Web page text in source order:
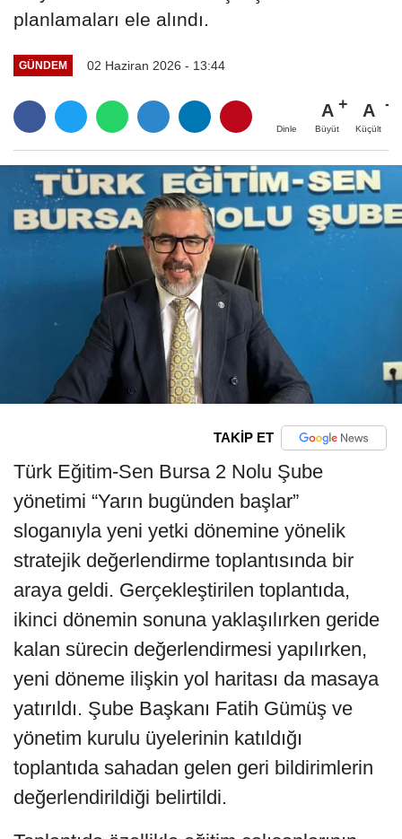
planlamaları ele alındı.
GÜNDEM 02 Haziran 2026 - 13:44
Dinle
A
Büyüt
A
Küçült
TAKİP ET
Türk Eğitim-Sen Bursa 2 Nolu Şube
yönetimi “Yarın bugünden başlar”
sloganıyla yeni yetki dönemine yönelik
stratejik değerlendirme toplantısında bir
araya geldi. Gerçekleştirilen toplantıda,
ikinci dönemin sonuna yaklaşılırken geride
kalan sürecin değerlendirmesi yapılırken,
yeni döneme ilişkin yol haritası da masaya
yatırıldı. Şube Başkanı Fatih Gümüş ve
yönetim kurulu üyelerinin katıldığı
toplantıda sahadan gelen geri bildirimlerin
değerlendirildiği belirtildi.